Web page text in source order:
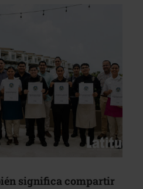
significa compartir